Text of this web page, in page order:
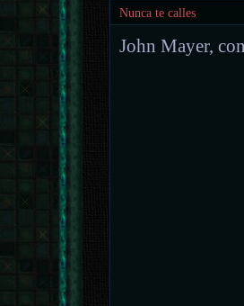
Nunca te calles
John Mayer,